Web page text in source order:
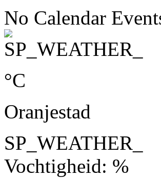
No Calendar
°C
Oranjestad
SP_WEATHER_
Vochtigheid: %